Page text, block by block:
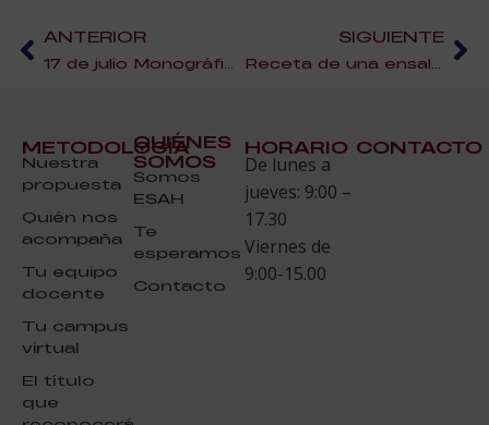
ANTERIOR SIGUIENTE
METODOLOGÍA
Nuestra
propuesta
Quién nos
acompaña
Tu equipo
docente
Tu campus
virtual
El título
que
QUIÉNES
SOMOS
Somos
ESAH
Te
esperamos
Contacto
HORARIO
De lunes a
jueves: 9:00 –
17.30
Viernes de
9:00-15.00
CONTACTO